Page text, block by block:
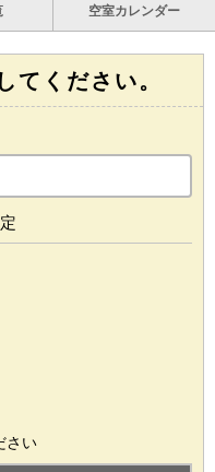
空室カレンダー
てください。
さい